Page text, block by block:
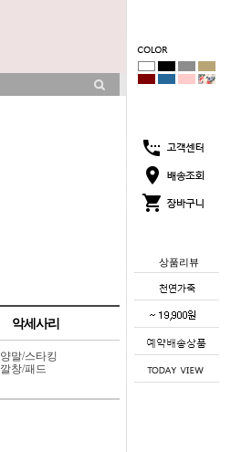
상품리뷰
악세사리
양말/스타킹
깔창/패드